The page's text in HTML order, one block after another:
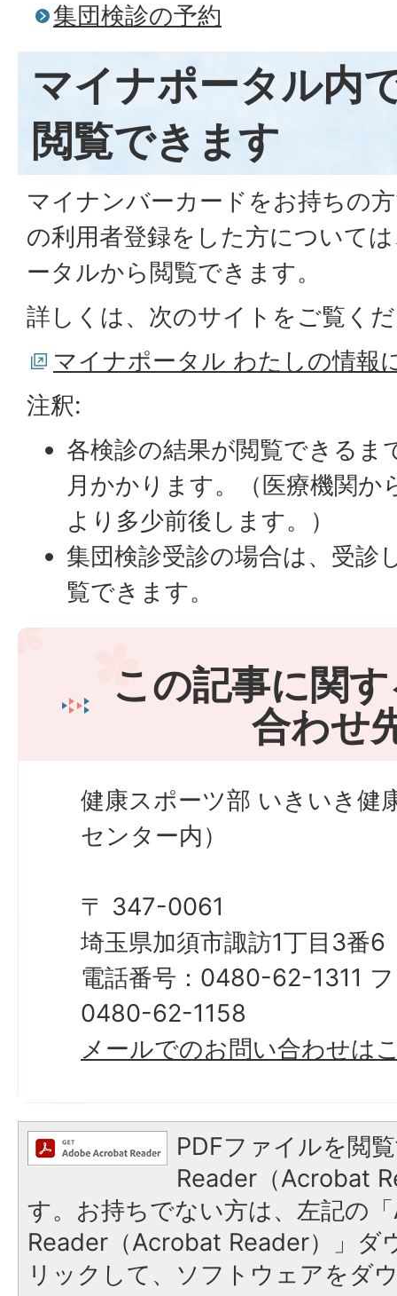
集団検診の予約
マイナポータル内
閲覧できます
マイナンバーカードをお持ちの
の利用者登録をした方について
ータルから閲覧できます。
詳しくは、次のサイトをご覧く
マイナポータル わたしの情報
注釈:
各検診の結果が閲覧できるま
月かかります。（医療機関か
より多少前後します。）
集団検診受診の場合は、受診
覧できます。
この記事に関
合わせ
健康スポーツ部 いきいき健
センター内）
〒 347-0061
埼玉県加須市諏訪1丁目3番6
電話番号：0480-62-1311
0480-62-1158
メールでのお問い合わせは
PDFファイルを閲
Reader（Acrobat
す。お持ちでない方は、左記の
Reader（Acrobat Reader）」ダ
リックして、ソフトウェアをダ